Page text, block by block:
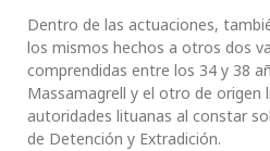
Dentro de las actuaciones,
los mismos hechos a otros dos
comprendidas entre los 34 y 38
Massamagrell y el otro de origen
autoridades lituanas al constar
de Detención y Extradición.